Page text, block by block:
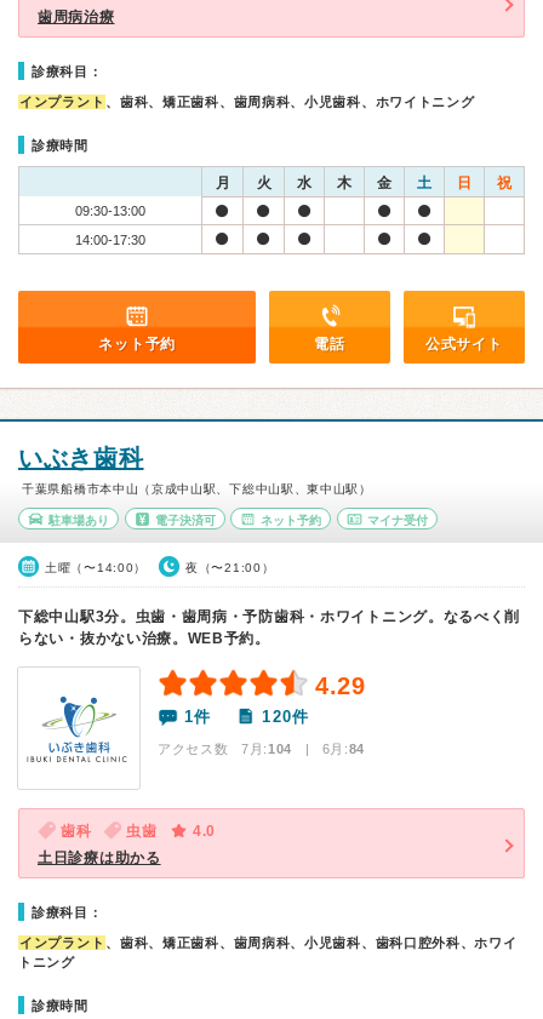
歯周病治療
診療科目：
インプラント 、歯科、矯正歯科、歯周病科、小児歯科、ホワイトニング
診療時間
月 火 水 木 金 土 日 祝
09:30-13:00
14:00-17:30
ネット予約 電話 公式サイト
いぶき歯科
千葉県船橋市本中山（京成中山駅、下総中山駅、東中山駅）
駐車場あり 電子決済可 ネット予約 マイナ受付
土曜（〜14:00） 夜（〜21:00）
下総中山駅3分。虫歯・歯周病・予防歯科・ホワイトニング。なるべく削
らない・抜かない治療。WEB予約。
4.29
1件 120件
アクセス数 7月:104 | 6月:84
歯科 虫歯
4.0
土日診療は助かる
診療科目：
インプラント 、歯科、矯正歯科、歯周病科、小児歯科、歯科口腔外科、ホワイ
トニング
診療時間